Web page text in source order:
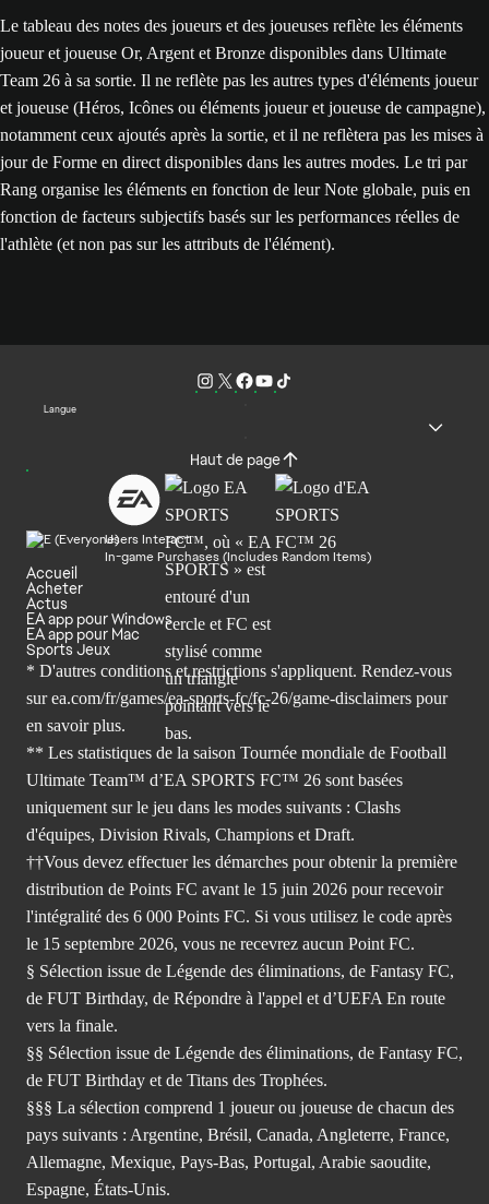
Le tableau des notes des joueurs et des joueuses reflète les éléments
joueur et joueuse Or, Argent et Bronze disponibles dans Ultimate
Team 26 à sa sortie. Il ne reflète pas les autres types d'éléments joueur
et joueuse (Héros, Icônes ou éléments joueur et joueuse de campagne),
notamment ceux ajoutés après la sortie, et il ne reflètera pas les mises à
jour de Forme en direct disponibles dans les autres modes. Le tri par
Rang organise les éléments en fonction de leur Note globale, puis en
fonction de facteurs subjectifs basés sur les performances réelles de
l'athlète (et non pas sur les attributs de l'élément).
Langue
Haut de page
Users Interact
In-game Purchases (Includes Random Items)
Accueil
Acheter
Actus
EA app pour Windows
EA app pour Mac
Sports Jeux
* D'autres conditions et restrictions s'appliquent. Rendez-vous
sur ea.com/fr/games/ea-sports-fc/fc-26/game-disclaimers pour
en savoir plus.
** Les statistiques de la saison Tournée mondiale de Football
Ultimate Team™ d’EA SPORTS FC™ 26 sont basées
uniquement sur le jeu dans les modes suivants : Clashs
d'équipes, Division Rivals, Champions et Draft.
††Vous devez effectuer les démarches pour obtenir la première
distribution de Points FC avant le 15 juin 2026 pour recevoir
l'intégralité des 6 000 Points FC. Si vous utilisez le code après
le 15 septembre 2026, vous ne recevrez aucun Point FC.
§ Sélection issue de Légende des éliminations, de Fantasy FC,
de FUT Birthday, de Répondre à l'appel et d’UEFA En route
vers la finale.
§§ Sélection issue de Légende des éliminations, de Fantasy FC,
de FUT Birthday et de Titans des Trophées.
§§§ La sélection comprend 1 joueur ou joueuse de chacun des
pays suivants : Argentine, Brésil, Canada, Angleterre, France,
Allemagne, Mexique, Pays-Bas, Portugal, Arabie saoudite,
Espagne, États-Unis.